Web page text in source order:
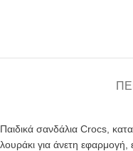
Παιδικά σανδάλια Crocs,
λουράκι για άνετη εφαρμογή,